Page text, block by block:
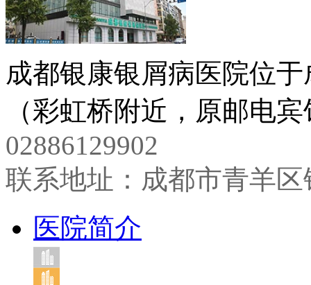
成都银康银屑病医院位
（彩虹桥附近，原邮电
02886129902
联系地址：成都市青羊
医院简介